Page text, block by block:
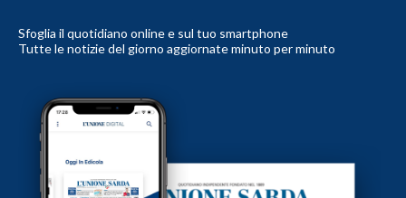
Sfoglia il quotidiano online e sul tuo smartphone
Tutte le notizie del giorno aggiornate minuto per minuto